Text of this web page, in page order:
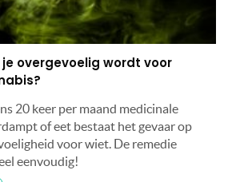
overgevoelig wordt voor
20 keer per maand medicinale
of eet bestaat het gevaar op
voor wiet. De remedie
eenvoudig!